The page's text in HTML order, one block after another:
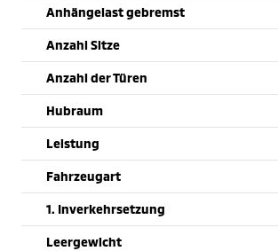
Anhängelast gebremst
Anzahl Sitze
Anzahl der Türen
Hubraum
Leistung
Fahrzeugart
1. Inverkehrsetzung
Leergewicht